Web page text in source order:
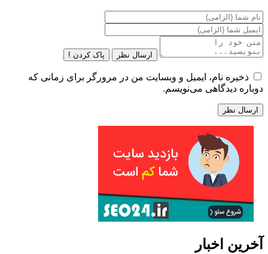
ارسال نظر پاک کردن !
ذخیره نام، ایمیل و وبسایت من در مرورگر برای زمانی که
دوباره دیدگاهی می‌نویسم.
آخرین اخبار